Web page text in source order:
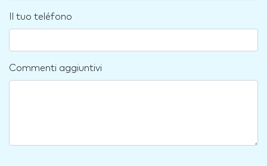
Il tuo teléfono
Commenti aggiuntivi